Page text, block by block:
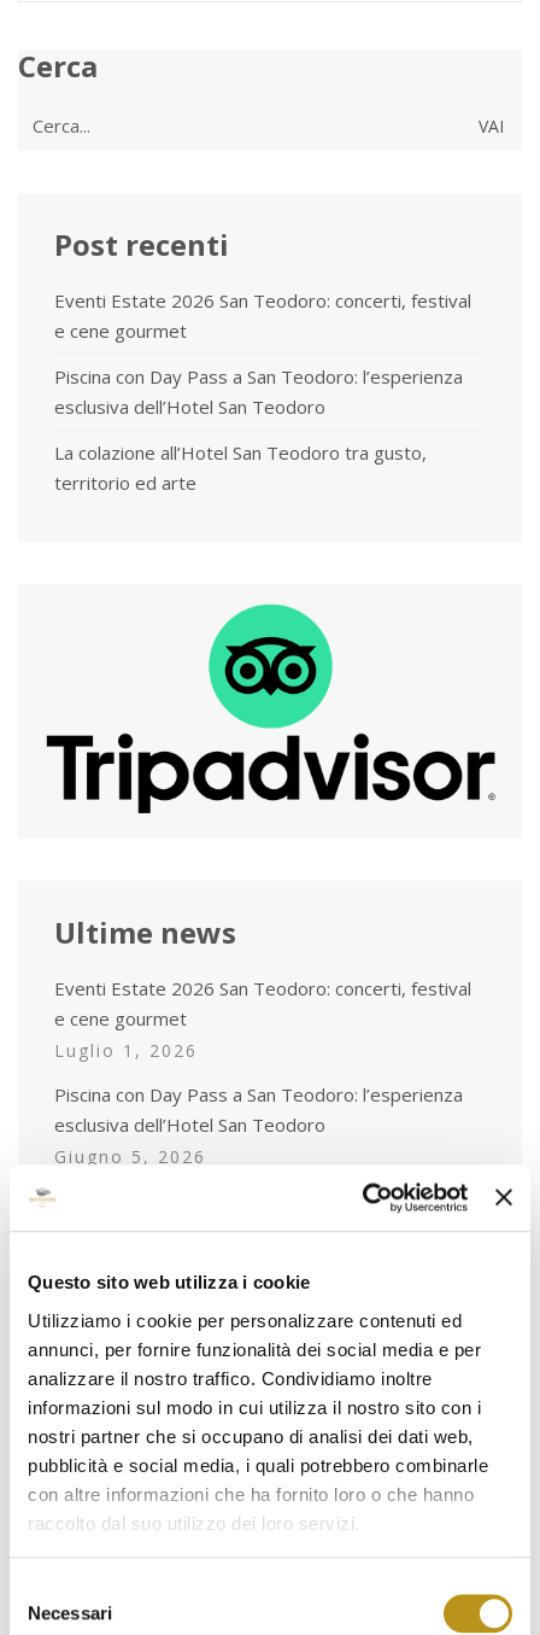
Questo sito web utilizza i cookie
Utilizziamo i cookie per personalizzare contenuti ed
annunci, per fornire funzionalità dei social media e per
analizzare il nostro traffico. Condividiamo inoltre
informazioni sul modo in cui utilizza il nostro sito con i
nostri partner che si occupano di analisi dei dati web,
pubblicità e social media, i quali potrebbero combinarle
con altre informazioni che ha fornito loro o che hanno
raccolto dal suo utilizzo dei loro servizi.
delNecessari
Cerca
Post recenti
Eventi Estate 2026 San Teodoro: concerti, festival
e cene gourmet
Piscina con Day Pass a San Teodoro: l’esperienza
esclusiva dell’Hotel San Teodoro
La colazione all’Hotel San Teodoro tra gusto,
territorio ed arte
Ultime news
Eventi Estate 2026 San Teodoro: concerti, festival
e cene gourmet
Luglio 1, 2026
Piscina con Day Pass a San Teodoro: l’esperienza
esclusiva dell’Hotel San Teodoro
Giugno 5, 2026
La colazione all’Hotel San Teodoro tra gusto,
territorio ed arte
Tag
animaliammessi
archeologia
autunnoinbarbagia
badualga
cala brandinchi
escursioni